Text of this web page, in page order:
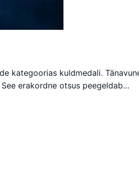
kategoorias kuldmedali.
erakordne otsus peegeldab…